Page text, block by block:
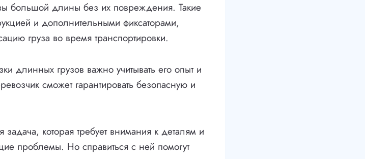
большой длины без их повреждения. Такие
и дополнительными фиксаторами,
груза во время транспортировки.
длинных грузов важно учитывать его опыт и
сможет гарантировать безопасную и
которая требует внимания к деталям и
проблемы. Но справиться с ней помогут